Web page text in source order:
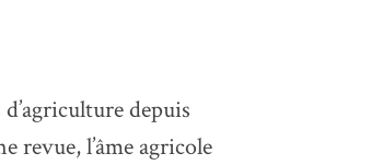
depuis
revue, l’âme agricole